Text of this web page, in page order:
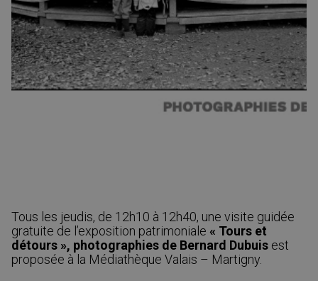
Tous les jeudis, de 12h10 à 12h40, une visite guidée
gratuite de l’exposition patrimoniale « Tours et
détours », photographies de Bernard Dubuisest
proposée à la Médiathèque Valais – Martigny.